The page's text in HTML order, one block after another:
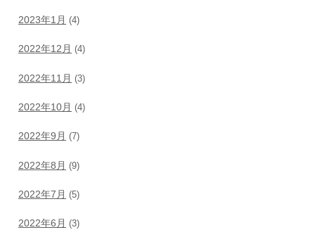
2023年1月 (4)
2022年12月 (4)
2022年11月 (3)
2022年10月 (4)
2022年9月 (7)
2022年8月 (9)
2022年7月 (5)
2022年6月 (3)